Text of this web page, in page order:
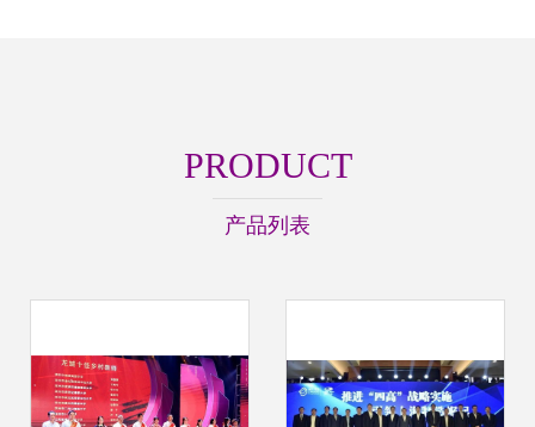
PRODUCT
产品列表